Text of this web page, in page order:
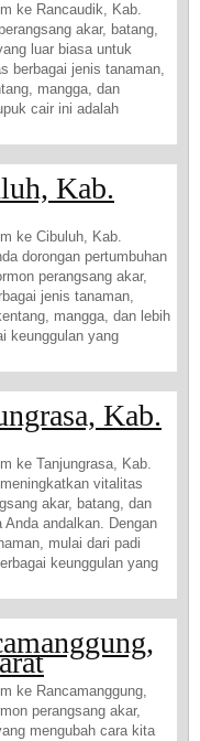
ke Rancaudik, Kab.
akar, batang,
luar biasa untuk
berbagai jenis tanaman,
mangga, dan
cair ini adalah
Kab.
ke Cibuluh, Kab.
dorongan pertumbuhan
perangsang akar,
jenis tanaman,
mangga, dan lebih
keunggulan yang
Kab.
ke Tanjungrasa, Kab.
vitalitas
akar, batang, dan
andalkan. Dengan
mulai dari padi
keunggulan yang
ke Rancamanggung,
perangsang akar,
mengubah cara kita